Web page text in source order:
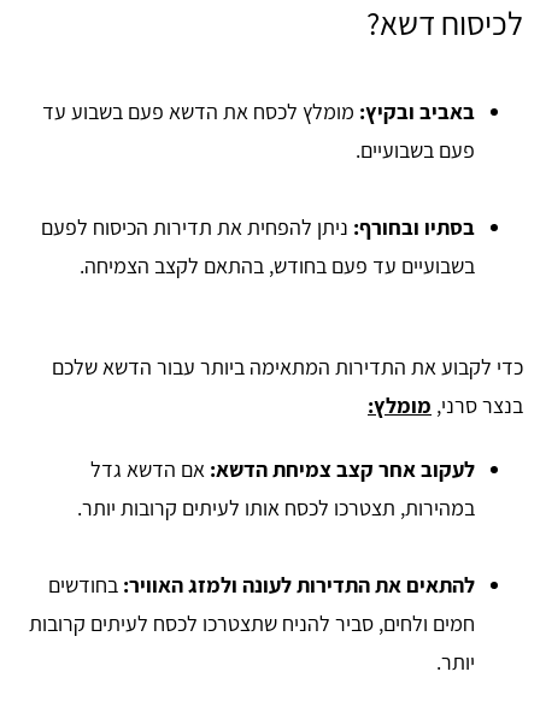
לכיסוח דשא?
באביב ובקיץ: מומלץ לכסח את הדשא פעם בשבוע עד
פעם בשבועיים.
בסתיו ובחורף: ניתן להפחית את תדירות הכיסוח לפעם
בשבועיים עד פעם בחודש, בהתאם לקצב הצמיחה.
כדי לקבוע את התדירות המתאימה ביותר עבור הדשא שלכם
בנצר סרני, מומלץ:
לעקוב אחר קצב צמיחת הדשא: אם הדשא גדל
במהירות, תצטרכו לכסח אותו לעיתים קרובות יותר.
להתאים את התדירות לעונה ולמזג האוויר: בחודשים
חמים ולחים, סביר להניח שתצטרכו לכסח לעיתים קרובות
יותר.